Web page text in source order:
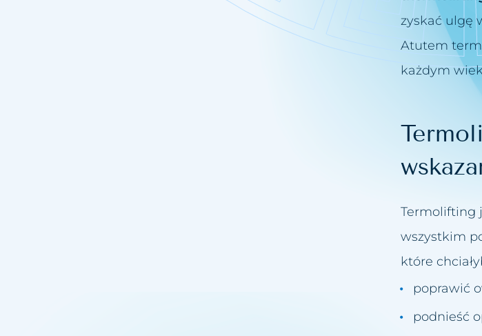
zyskać ulgę
Atutem
każdym
Termolifting
wszystkim
które
poprawić
podnieść